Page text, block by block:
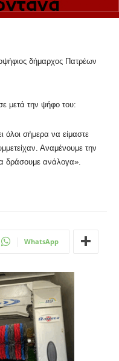
δήμαρχος Πατρέων
μετά την ψήφο του:
όλοι σήμερα να είμαστε
Αναμένουμε την
δράσουμε ανάλογα».
WhatsApp